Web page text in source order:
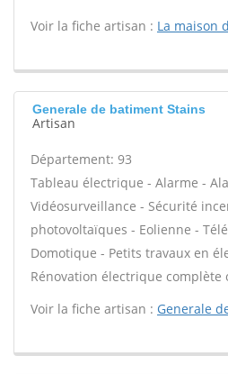
Voir la fiche artisan : La maison
Generale de batiment Stains
Artisan
Département: 93
Tableau électrique - Alarme -
Vidéosurveillance - Sécurité
photovoltaïques - Eolienne -
Domotique - Petits travaux en
Rénovation électrique complète
Voir la fiche artisan : Generale